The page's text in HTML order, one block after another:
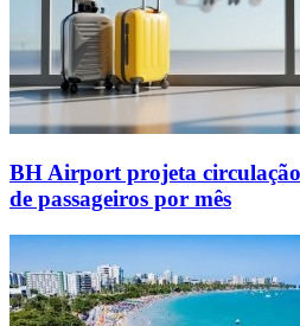
BH Airport projeta
de passageiros por mês